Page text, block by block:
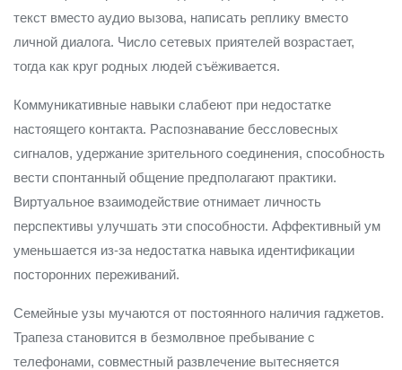
текст вместо аудио вызова, написать реплику вместо
личной диалога. Число сетевых приятелей возрастает,
тогда как круг родных людей съёживается.
Коммуникативные навыки слабеют при недостатке
настоящего контакта. Распознавание бессловесных
сигналов, удержание зрительного соединения, способность
вести спонтанный общение предполагают практики.
Виртуальное взаимодействие отнимает личность
перспективы улучшать эти способности. Аффективный ум
уменьшается из-за недостатка навыка идентификации
посторонних переживаний.
Семейные узы мучаются от постоянного наличия гаджетов.
Трапеза становится в безмолвное пребывание с
телефонами, совместный развлечение вытесняется